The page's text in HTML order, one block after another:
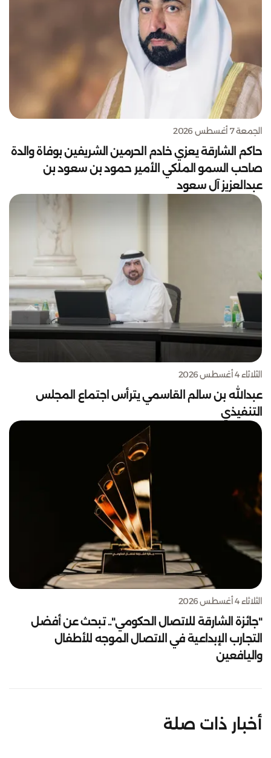
الجمعة 7 أغسطس 2026
حاكم الشارقة يعزي خادم الحرمين الشريفين بوفاة والدة
صاحب السمو الملكي الأمير حمود بن سعود بن
عبدالعزيز آل سعود
الثلاثاء 4 أغسطس 2026
عبدالله بن سالم القاسمي يترأس اجتماع المجلس
التنفيذي
الثلاثاء 4 أغسطس 2026
"جائزة الشارقة للاتصال الحكومي".. تبحث عن أفضل
التجارب الإبداعية في الاتصال الموجه للأطفال
واليافعين
أخبار ذات صلة